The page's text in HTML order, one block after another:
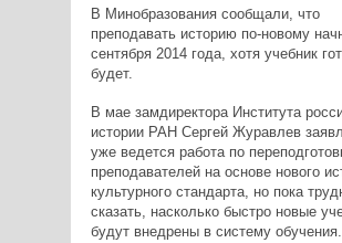
В Минобразования сообщали, что
преподавать историю по-новому
сентября 2014 года, хотя учебник
будет.
В мае замдиректора Института
истории РАН Сергей Журавлев
уже ведется работа по
преподавателей на основе нового
культурного стандарта, но пока
сказать, насколько быстро новые
будут внедрены в систему обучения.